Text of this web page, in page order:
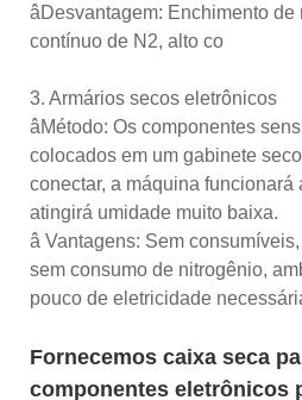
âDesvantagem: Enchimento de
contínuo de N2, alto co
3. Armários secos eletrônicos
âMétodo: Os componentes
colocados em um gabinete
conectar, a máquina funcionará
atingirá umidade muito baixa.
â Vantagens: Sem
sem consumo de nitrogênio,
pouco de eletricidade
Fornecemos caixa seca
componentes eletrônicos